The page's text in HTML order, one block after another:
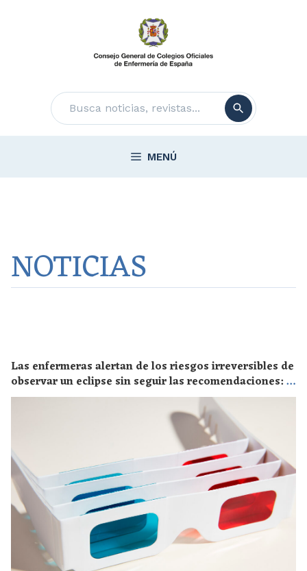
Buscar
MENÚ
NOTICIAS
Las enfermeras alertan de los riesgos irreversibles de
observar un eclipse sin seguir las recomendaciones: la
retinopatía solar es el mayor de los peligros